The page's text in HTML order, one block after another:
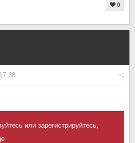
0
или зарегистрируйтесь,